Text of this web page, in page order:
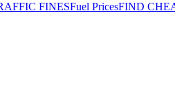
FINESFuel PricesFIND